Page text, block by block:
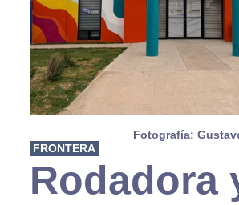
Fotografía:
FRONTERA
Rodadora